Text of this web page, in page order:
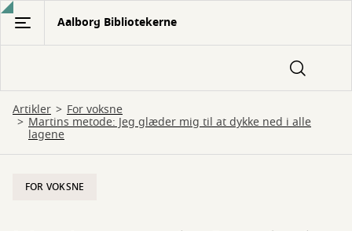
Gå
hovedindhold
Aalborg Bibliotekerne
Artikler For voksne
Martins metode: Jeg glæder mig til at dykke ned i alle
lagene
FOR VOKSNE